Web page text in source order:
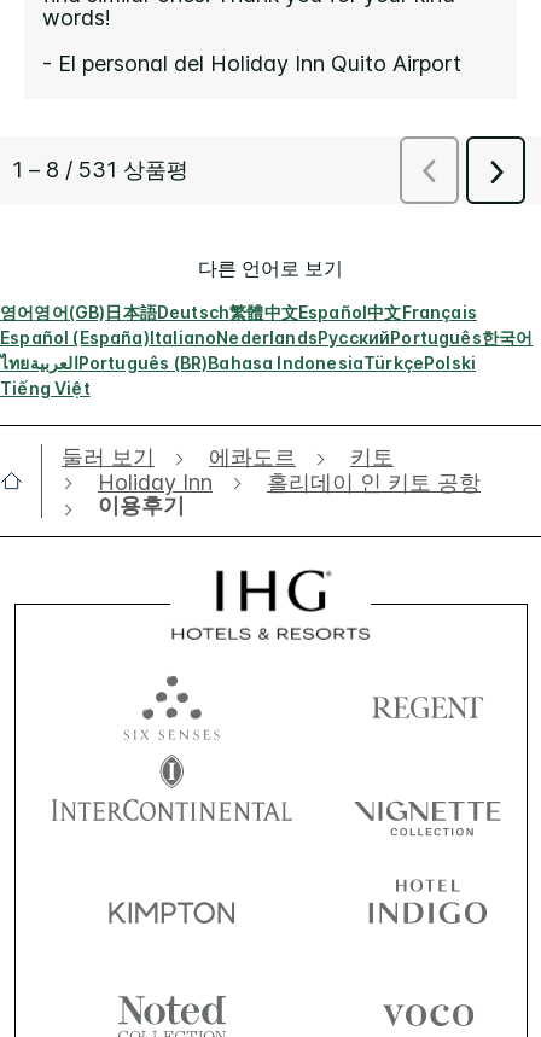
다른 언어로 보기
영어영어(GB)日本語Deutsch繁體中文Español中文Français
Español (España)ItalianoNederlandsРусскийPortuguês한국어
ไทยالعربيةPortuguês (BR)Bahasa IndonesiaTürkçePolski
Tiếng Việt
둘러 보기 에콰도르
키토
Holiday Inn
홀리데이 인 키토 공항
이용후기